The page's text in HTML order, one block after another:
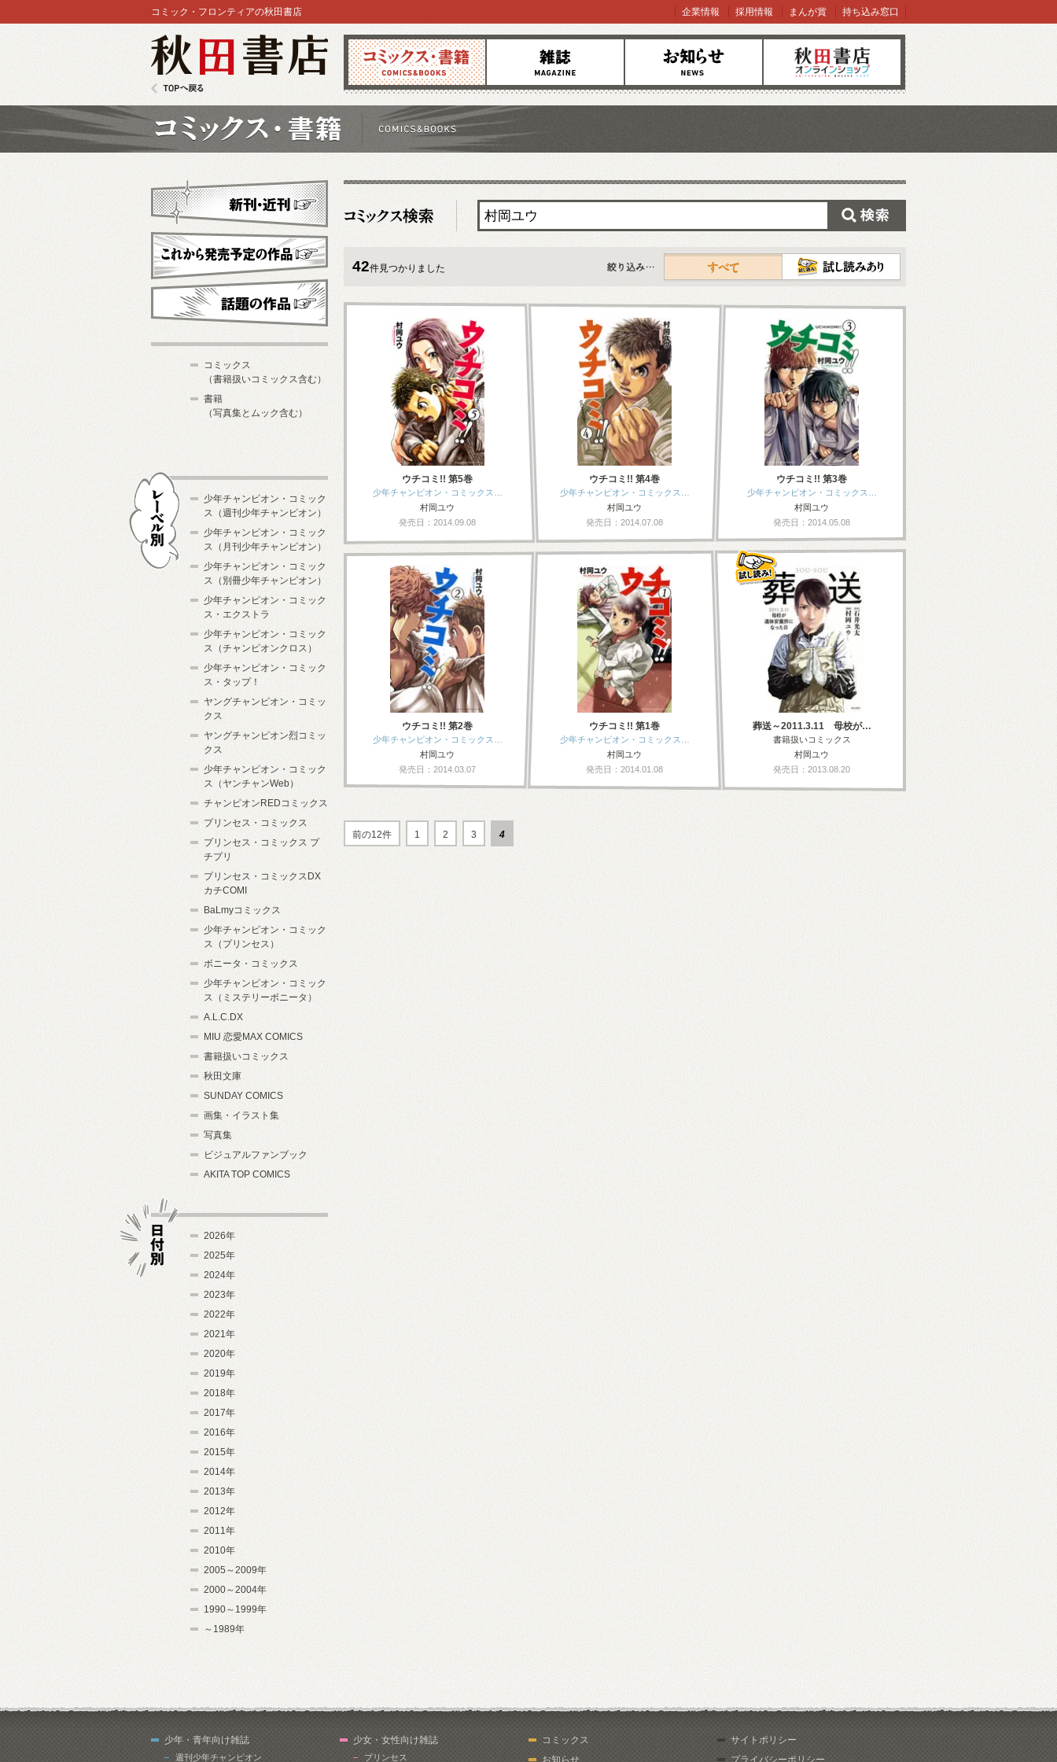
コミックス 雑誌 お知らせ オンラインショップ
コミック・フロンティアの秋田書店 企業情報 採用情報 まんが賞 持ち込み窓口
42件見つかりました
すべて
ウチコミ!! 第5巻
少年チャンピオン・コミックス…
村岡ユウ
発売日：2014.09.08
ウチコミ!! 第4巻
少年チャンピオン・コミックス…
村岡ユウ
発売日：2014.07.08
ウチコミ!! 第3巻
少年チャンピオン・コミックス…
村岡ユウ
発売日：2014.05.08
ウチコミ!! 第2巻
少年チャンピオン・コミックス…
村岡ユウ
発売日：2014.03.07
ウチコミ!! 第1巻
少年チャンピオン・コミックス…
村岡ユウ
発売日：2014.01.08
葬送～2011.3.11 母校が…
書籍扱いコミックス
村岡ユウ
発売日：2013.08.20
前の12件 1 2 3 4
新刊・近刊
これから発売予定
コミックス
（書籍扱いコミックス含む）
書籍
（写真集とムック含む）
少年チャンピオン・コミック
ス（週刊少年チャンピオン）
少年チャンピオン・コミック
ス（月刊少年チャンピオン）
少年チャンピオン・コミック
ス（別冊少年チャンピオン）
少年チャンピオン・コミック
ス・エクストラ
少年チャンピオン・コミック
ス（チャンピオンクロス）
少年チャンピオン・コミック
ス・タップ！
ヤングチャンピオン・コミッ
クス
ヤングチャンピオン烈コミッ
クス
少年チャンピオン・コミック
ス（ヤンチャンWeb）
チャンピオンREDコミックス
プリンセス・コミックス
プリンセス・コミックス プ
チプリ
プリンセス・コミックスDX
カチCOMI
BaLmyコミックス
少年チャンピオン・コミック
ス（プリンセス）
ボニータ・コミックス
少年チャンピオン・コミック
ス（ミステリーボニータ）
A.L.C.DX
MIU 恋愛MAX COMICS
書籍扱いコミックス
秋田文庫
SUNDAY COMICS
画集・イラスト集
写真集
ビジュアルファンブック
AKITA TOP COMICS
2026年
2025年
2024年
2023年
2022年
2021年
2020年
2019年
2018年
2017年
2016年
2015年
2014年
2013年
2012年
2011年
2010年
2005～2009年
2000～2004年
1990～1999年
～1989年
少年・青年向け雑誌
週刊少年チャンピオン
少女・女性向け雑誌
プリンセス
コミックス
お知らせ
サイトポリシー
プライバシーポリシー